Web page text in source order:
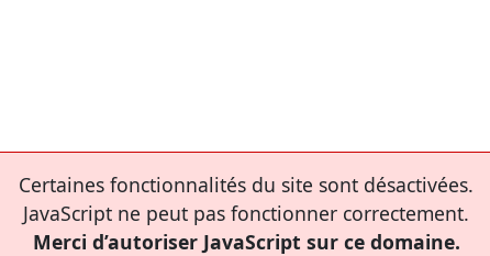
Certaines fonctionnalités du site sont désactivées.
JavaScript ne peut pas fonctionner correctement.
Merci d’autoriser JavaScript sur ce domaine.